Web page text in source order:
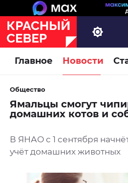
Главное Новости
Общество
Ямальцы смогут
домашних котов и
В ЯНАО с 1 сентября
учёт домашних животных